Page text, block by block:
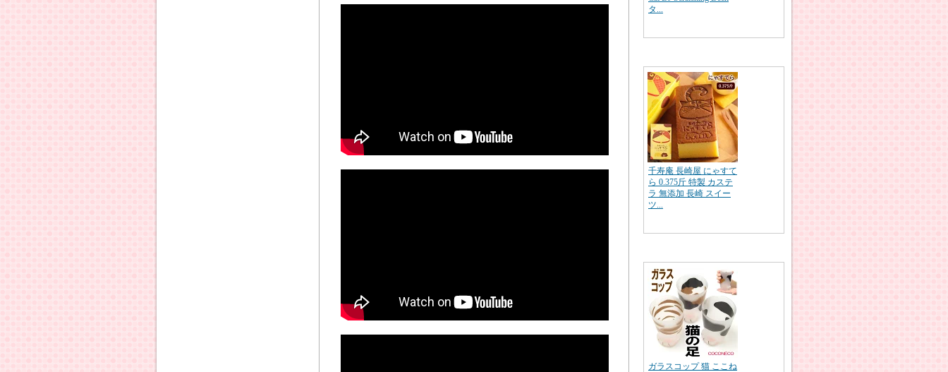
タ...
千寿庵 長崎屋 にゃすて
ら 0.375斤 特製 カステ
ラ 無添加 長崎 スイー
ツ...
ガラスコップ 猫 ここね